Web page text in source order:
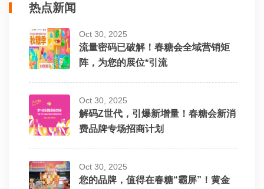
热点新闻
Oct 30, 2025
流量密码已破解！春糖会全域营销矩
阵，为您的展位*引流
Oct 30, 2025
解码Z世代，引爆新增量！春糖会新消
费品牌专场招商计划
Oct 30, 2025
您的品牌，值得在春糖“霸屏”！黄金